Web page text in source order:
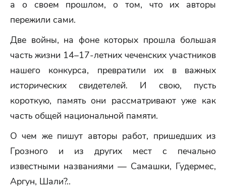
а о своем прошлом, о том, что их авторы
пережили сами.
Две войны, на фоне которых прошла большая
часть жизни 14–17-летних чеченских участников
нашего конкурса, превратили их в важных
исторических свидетелей. И свою, пусть
короткую, память они рассматривают уже как
часть общей национальной памяти.
О чем же пишут авторы работ, пришедших из
Грозного и из других мест с печально
известными названиями — Самашки, Гудермес,
Аргун, Шали?..